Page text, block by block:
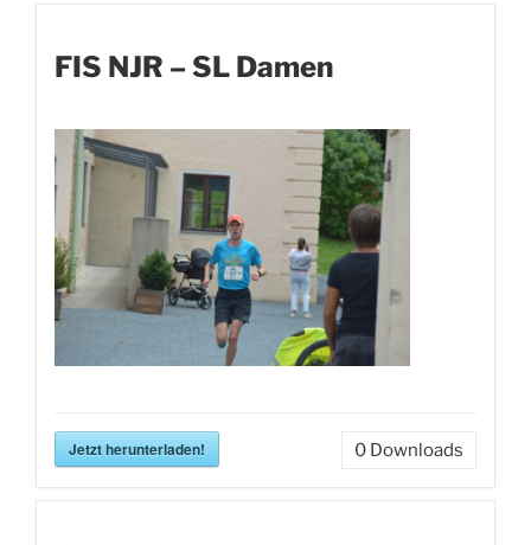
FIS NJR – SL Damen
Jetzt herunterladen! 0 Downloads